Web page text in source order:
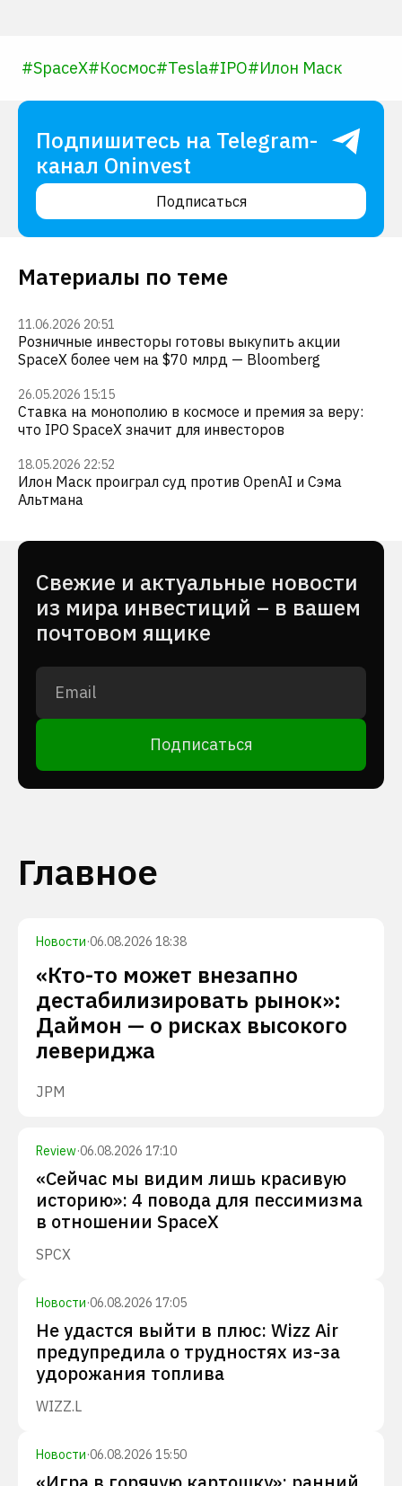
#SpaceX#Космос#Tesla#IPO#Илон Маск
Подпишитесь на Telegram-
канал Oninvest
Подписаться
Материалы по теме
11.06.2026 20:51
Розничные инвесторы готовы выкупить акции
SpaceX более чем на $70 млрд — Bloomberg
26.05.2026 15:15
Cтавка на монополию в космосе и премия за веру:
что IPO SpaceX значит для инвесторов
18.05.2026 22:52
Илон Маск проиграл суд против OpenAI и Сэма
Альтмана
Cвежие и актуальные новости
из мира инвестиций – в вашем
почтовом ящике
Подписаться
Главное
Новости·06.08.2026 18:38
«Кто-то может внезапно
дестабилизировать рынок»:
Даймон — о рисках высокого
левериджа
JPM
Review·06.08.2026 17:10
«Сейчас мы видим лишь красивую
историю»: 4 повода для пессимизма
в отношении SpaceX
SPCX
Новости·06.08.2026 17:05
Не удастся выйти в плюс: Wizz Air
предупредила о трудностях из-за
удорожания топлива
WIZZ.L
Новости·06.08.2026 15:50